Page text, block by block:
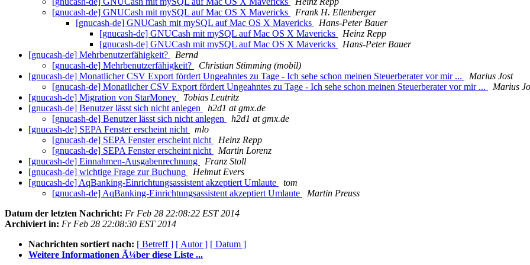
[gnucash-de] GNUCash mit mySQL auf Mac OS X Mavericks
Frank H. Ellenberger
[gnucash-de] GNUCash mit mySQL auf Mac OS X Mavericks
Hans-Peter Bauer
[gnucash-de] GNUCash mit mySQL auf Mac OS X Mavericks
Heinz Repp
[gnucash-de] GNUCash mit mySQL auf Mac OS X Mavericks
Hans-Peter Bauer
[gnucash-de] Mehrbenutzerfähigkeit?
Bernd
[gnucash-de] Mehrbenutzerfähigkeit?
Christian Stimming (mobil)
[gnucash-de] Monatlicher CSV Export fördert Ungeahntes zu Tage - Ich sehe schon meinen Steuerberater vor mir ...
Marius Jost
[gnucash-de] Monatlicher CSV Export fördert Ungeahntes zu Tage - Ich sehe schon meinen Steuerberater vor mir ...
Marius
[gnucash-de] Migration von StarMoney
Tobias Leutritz
[gnucash-de] Benutzer lässt sich nicht anlegen
h2d1 at gmx.de
[gnucash-de] Benutzer lässt sich nicht anlegen
h2d1 at gmx.de
[gnucash-de] SEPA Fenster erscheint nicht
mlo
[gnucash-de] SEPA Fenster erscheint nicht
Heinz Repp
[gnucash-de] SEPA Fenster erscheint nicht
Martin Lorenz
[gnucash-de] Einnahmen-Ausgabenrechnung
Franz Stoll
[gnucash-de] wichtige Frage zur Buchung
Helmut Evers
[gnucash-de] AqBanking-Einrichtungsassistent akzeptiert Umlaute
tom
[gnucash-de] AqBanking-Einrichtungsassistent akzeptiert Umlaute
Martin Preuss
Datum der letzten Nachricht: Fr Feb 28 22:08:22 EST 2014
Archiviert in: Fr Feb 28 22:08:30 EST 2014
Nachrichten sortiert nach: [ Betreff ] [ Autor ] [ Datum ]
Weitere Informationen Ã¼ber diese Liste ...